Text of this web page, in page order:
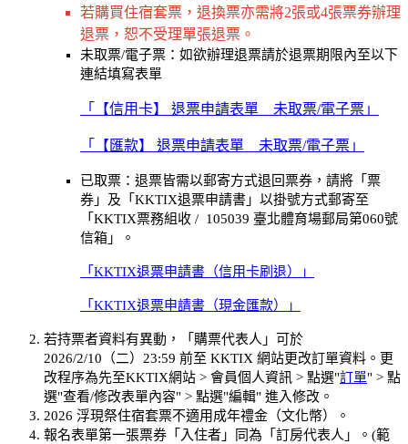
若購買住宿套票，退換票亦需將2張或4張票券辦理
退票，恕不受理單張退票。
未取票/電子票：如欲辦理退票請於退票期限內至以下
連結填寫表單
「【信用卡】 退票申請表單 _ 未取票/電子票」
「【匯款】 退票申請表單 _ 未取票/電子票」
已取票：退票皆需以郵寄方式退回票券，請將「票
券」及「KKTIX退票申請書」 以掛號方式郵寄至
「KKTIX票務組收 / 105039 臺北體育場郵局第060號
信箱」。
「KKTIX退票申請書（信用卡刷退）」
「KKTIX退票申請書（現金匯款）」
若持票者資料有異動，「購票代表人」可於
2026/2/10（二）23:59 前至 KKTIX 網站更改訂單資料。更
改程序為先至KKTIX網站 > 會員個人資訊 > 點選"訂單" > 點
選"查看/修改表單內容" > 點選"編輯" 進入修改。
2026 浮現祭住宿套票不適用成年禮金（文化幣）。
報名表單第一張票券「入住者」同為「訂房代表人」。(範